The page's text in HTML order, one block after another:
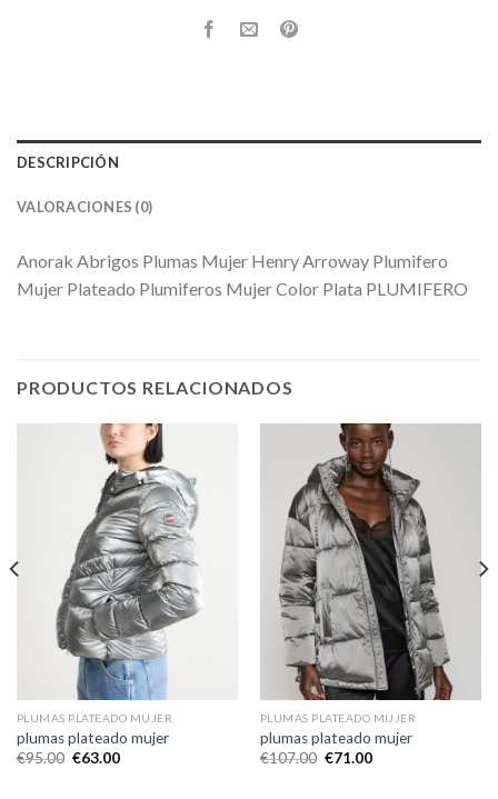
DESCRIPCIÓN
VALORACIONES (0)
Anorak Abrigos Plumas Mujer Henry Arroway Plumifero
Mujer Plateado Plumiferos Mujer Color Plata PLUMIFERO
PRODUCTOS RELACIONADOS
PLUMAS PLATEADO MUJER
plumas plateado mujer
€95.00 €63.00
PLUMAS PLATEADO MUJER
plumas plateado mujer
€107.00 €71.00